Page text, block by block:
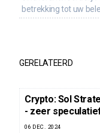
betrekking tot uw
GERELATEERD
Crypto: Sol
- zeer
06 DEC. 2024